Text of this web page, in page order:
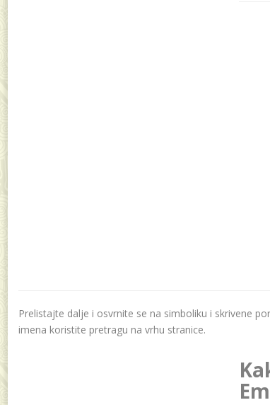
Prelistajte dalje i osvrnite se na simboliku i skrivene
imena koristite pretragu na vrhu stranice.